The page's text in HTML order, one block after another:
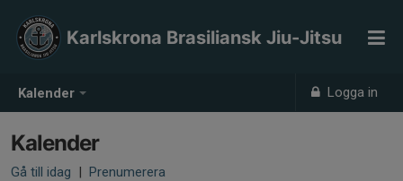
Kalender Logga in
Karlskrona Brasiliansk Jiu-Jitsu
Kalender
Gå till idag | Prenumerera